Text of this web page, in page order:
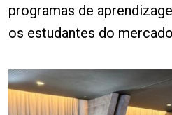
programas de
os estudantes do